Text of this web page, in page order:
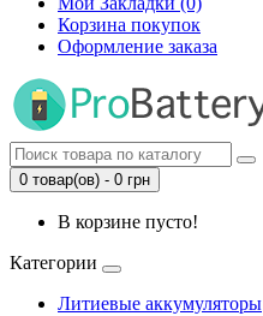
Корзина покупок
Оформление заказа
0 товар(ов) - 0 грн
В корзине пусто!
Категории
Литиевые аккумуляторы